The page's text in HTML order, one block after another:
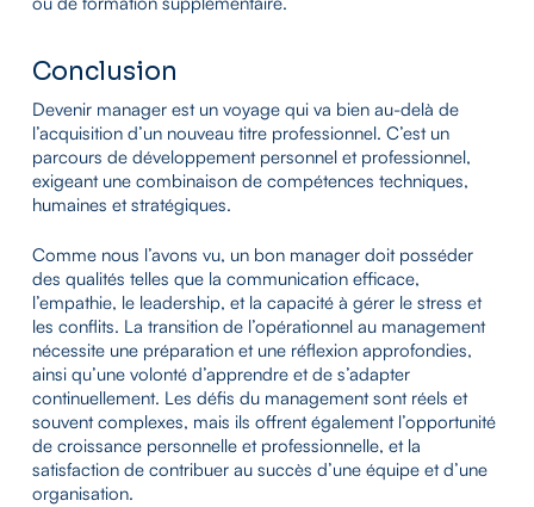
Conclusion
Devenir manager est un voyage qui va bien au-delà de
l’acquisition d’un nouveau titre professionnel. C’est un
parcours de développement personnel et professionnel,
exigeant une combinaison de compétences techniques,
humaines et stratégiques.
Comme nous l’avons vu, un bon manager doit posséder
des qualités telles que la communication efficace,
l’empathie, le leadership, et la capacité à gérer le stress et
les conflits. La transition de l’opérationnel au management
nécessite une préparation et une réflexion approfondies,
ainsi qu’une volonté d’apprendre et de s’adapter
continuellement. Les défis du management sont réels et
souvent complexes, mais ils offrent également l’opportunité
de croissance personnelle et professionnelle, et la
satisfaction de contribuer au succès d’une équipe et d’une
organisation.